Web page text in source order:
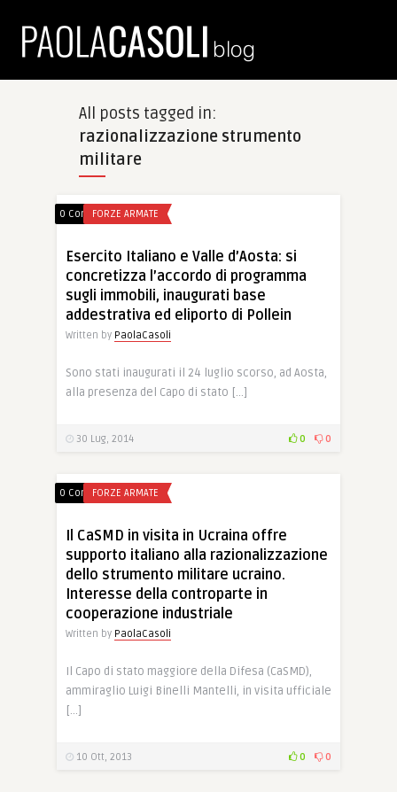
All posts tagged in:
razionalizzazione strumento
militare
0 CommentsFORZE ARMATE
Esercito Italiano e Valle d’Aosta: si
concretizza l’accordo di programma
sugli immobili, inaugurati base
addestrativa ed eliporto di Pollein
Written by PaolaCasoli
Sono stati inaugurati il 24 luglio scorso, ad Aosta,
alla presenza del Capo di stato […]
30 Lug, 2014 0 0
0 CommentsFORZE ARMATE
Il CaSMD in visita in Ucraina offre
supporto italiano alla razionalizzazione
dello strumento militare ucraino.
Interesse della controparte in
cooperazione industriale
Written by PaolaCasoli
Il Capo di stato maggiore della Difesa (CaSMD),
ammiraglio Luigi Binelli Mantelli, in visita ufficiale
[…]
10 Ott, 2013 0 0